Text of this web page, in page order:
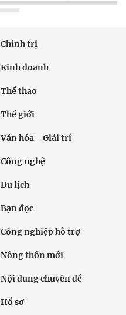
Chính trị
Kinh doanh
Thể thao
Thế giới
Văn hóa - Giải trí
Công nghệ
Du lịch
Bạn đọc
Công nghiệp hỗ trợ
Nông thôn mới
Nội dung chuyên đề
Hồ sơ